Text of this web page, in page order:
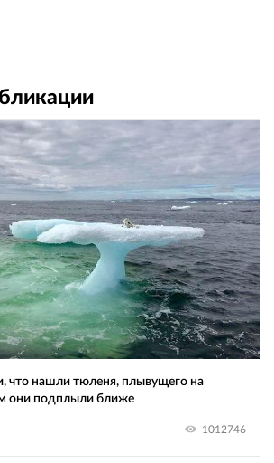
что нашли тюленя, плывущего на
они подплыли ближе
1012746